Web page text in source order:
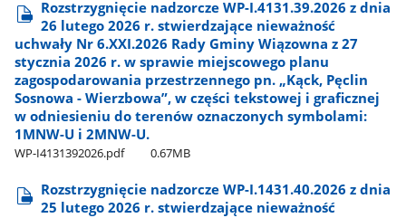
Rozstrzygnięcie nadzorcze WP-I.4131.39.2026 z dnia
26 lutego 2026 r. stwierdzające nieważność
uchwały Nr 6.XXI.2026 Rady Gminy Wiązowna z 27
stycznia 2026 r. w sprawie miejscowego planu
zagospodarowania przestrzennego pn. „Kąck, Pęclin
Sosnowa - Wierzbowa”, w części tekstowej i graficznej
w odniesieniu do terenów oznaczonych symbolami:
1MNW-U i 2MNW-U.
WP-I4131392026.pdf 0.67MB
Rozstrzygnięcie nadzorcze WP-I.1431.40.2026 z dnia
25 lutego 2026 r. stwierdzające nieważność